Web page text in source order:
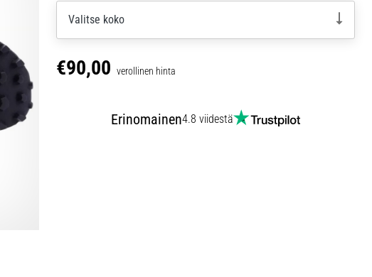
Valitse koko
€90,00 verollinen hinta
Erinomainen4.8 viidestä